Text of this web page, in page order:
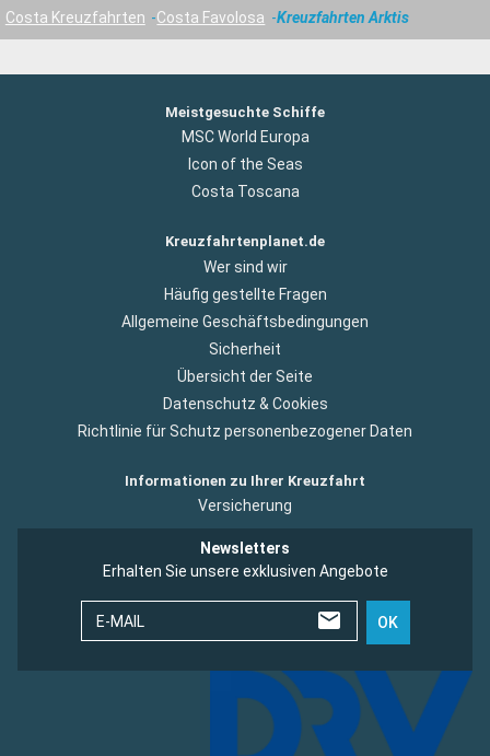
Costa Kreuzfahrten
Costa Favolosa Kreuzfahrten Arktis
Meistgesuchte Schiffe
MSC World Europa
Icon of the Seas
Costa Toscana
Kreuzfahrtenplanet.de
Wer sind wir
Häufig gestellte Fragen
Allgemeine Geschäftsbedingungen
Sicherheit
Übersicht der Seite
Datenschutz & Cookies
Richtlinie für Schutz personenbezogener Daten
Informationen zu Ihrer Kreuzfahrt
Versicherung
Newsletters
Erhalten Sie unsere exklusiven Angebote
E-MAIL OK